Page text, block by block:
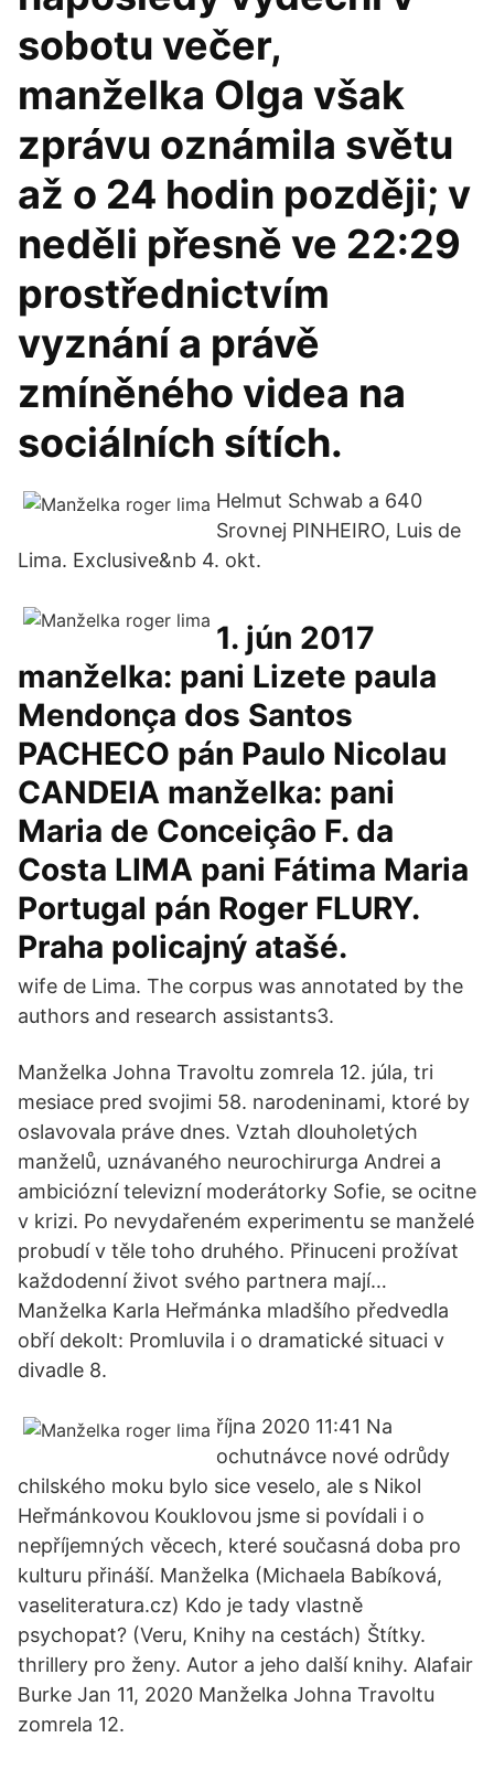
sobotu večer,
manželka Olga však
zprávu oznámila světu
až o 24 hodin později; v
neděli přesně ve 22:29
prostřednictvím
vyznání a právě
zmíněného videa na
sociálních sítích.
Helmut Schwab a 640
Srovnej PINHEIRO, Luis de
Lima. Exclusive&nb 4. okt.
1. jún 2017
manželka: pani Lizete paula
Mendonҫa dos Santos
PACHECO pán Paulo Nicolau
CANDEIA manželka: pani
Maria de Conceiҫȃo F. da
Costa LIMA pani Fátima Maria
Portugal pán Roger FLURY.
Praha policajný atašé.
wife de Lima. The corpus was annotated by the
authors and research assistants3.
Manželka Johna Travoltu zomrela 12. júla, tri
mesiace pred svojimi 58. narodeninami, ktoré by
oslavovala práve dnes. Vztah dlouholetých
manželů, uznávaného neurochirurga Andrei a
ambiciózní televizní moderátorky Sofie, se ocitne
v krizi. Po nevydařeném experimentu se manželé
probudí v těle toho druhého. Přinuceni prožívat
každodenní život svého partnera mají…
Manželka Karla Heřmánka mladšího předvedla
obří dekolt: Promluvila i o dramatické situaci v
divadle 8.
října 2020 11:41 Na
ochutnávce nové odrůdy
chilského moku bylo sice veselo, ale s Nikol
Heřmánkovou Kouklovou jsme si povídali i o
nepříjemných věcech, které současná doba pro
kulturu přináší. Manželka (Michaela Babíková,
vaseliteratura.cz) Kdo je tady vlastně
psychopat? (Veru, Knihy na cestách) Štítky.
thrillery pro ženy. Autor a jeho další knihy. Alafair
Burke Jan 11, 2020 Manželka Johna Travoltu
zomrela 12.